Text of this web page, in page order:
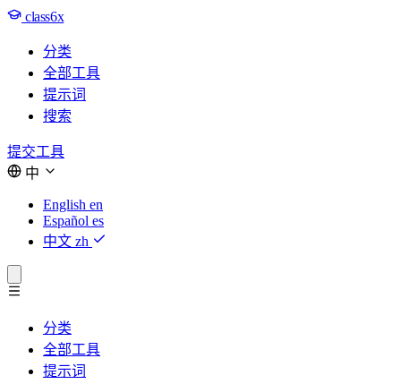
class6x
分类
全部工具
提示词
搜索
提交工具
中
English en
Español es
中文 zh
分类
全部工具
提示词